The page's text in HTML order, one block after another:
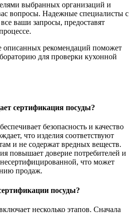
выбранных организаций и
вопросы. Надежные специалисты с
ваши запросы, предоставят
описанных рекомендаций поможет
для проверки кухонной
сертификация посуды?
безопасность и качество
что изделия соответствуют
и не содержат вредных веществ.
повышает доверие потребителей и
что может
продаж.
посуды?
несколько этапов. Сначала